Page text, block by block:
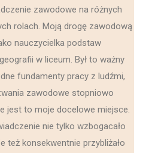
zawodowe na różnych
rolach. Moją drogę zawodową
nauczycielka podstaw
w liceum. Był to ważny
fundamenty pracy z ludźmi,
zawodowe stopniowo
jest to moje docelowe miejsce.
nie tylko wzbogacało
też konsekwentnie przybliżało